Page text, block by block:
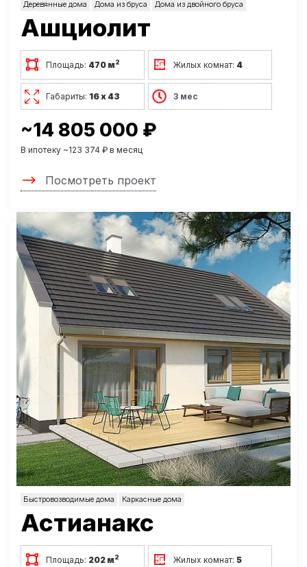
Деревянные дома Дома из бруса Дома из двойного бруса
Ашциолит
Площадь: 470 м2 Жилых комнат: 4
Габариты: 16 х 43 3 мес
~14 805 000 ₽
В ипотеку ~123 374 ₽ в месяц
Посмотреть проект
Быстровозводимые дома Каркасные дома
Астианакс
Площадь: 202 м2 Жилых комнат:5